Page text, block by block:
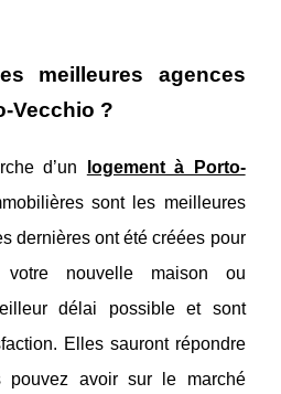
meilleures agences
Vecchio ?
d’un
logement à Porto-
sont les meilleures
dernières ont été créées pour
nouvelle maison ou
délai possible et sont
Elles sauront répondre
pouvez avoir sur le marché